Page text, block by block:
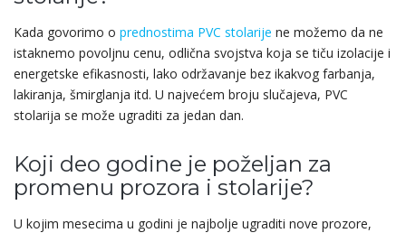
Kada govorimo o prednostima PVC stolarije ne možemo da ne
istaknemo povoljnu cenu, odlična svojstva koja se tiču izolacije i
energetske efikasnosti, lako održavanje bez ikakvog farbanja,
lakiranja, šmirglanja itd. U najvećem broju slučajeva, PVC
stolarija se može ugraditi za jedan dan.
Koji deo godine je poželjan za
promenu prozora i stolarije?
U kojim mesecima u godini je najbolje ugraditi nove prozore,